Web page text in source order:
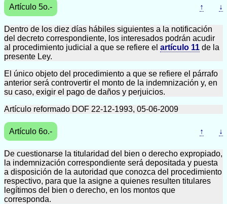
Artículo 5o.- ↑ ↓
Dentro de los diez días hábiles siguientes a la notificación
del decreto correspondiente, los interesados podrán acudir
al procedimiento judicial a que se refiere el artículo 11 de la
presente Ley.
El único objeto del procedimiento a que se refiere el párrafo
anterior será controvertir el monto de la indemnización y, en
su caso, exigir el pago de daños y perjuicios.
Artículo reformado DOF 22-12-1993, 05-06-2009
Artículo 6o.- ↑ ↓
De cuestionarse la titularidad del bien o derecho expropiado,
la indemnización correspondiente será depositada y puesta
a disposición de la autoridad que conozca del procedimiento
respectivo, para que la asigne a quienes resulten titulares
legítimos del bien o derecho, en los montos que
corresponda.